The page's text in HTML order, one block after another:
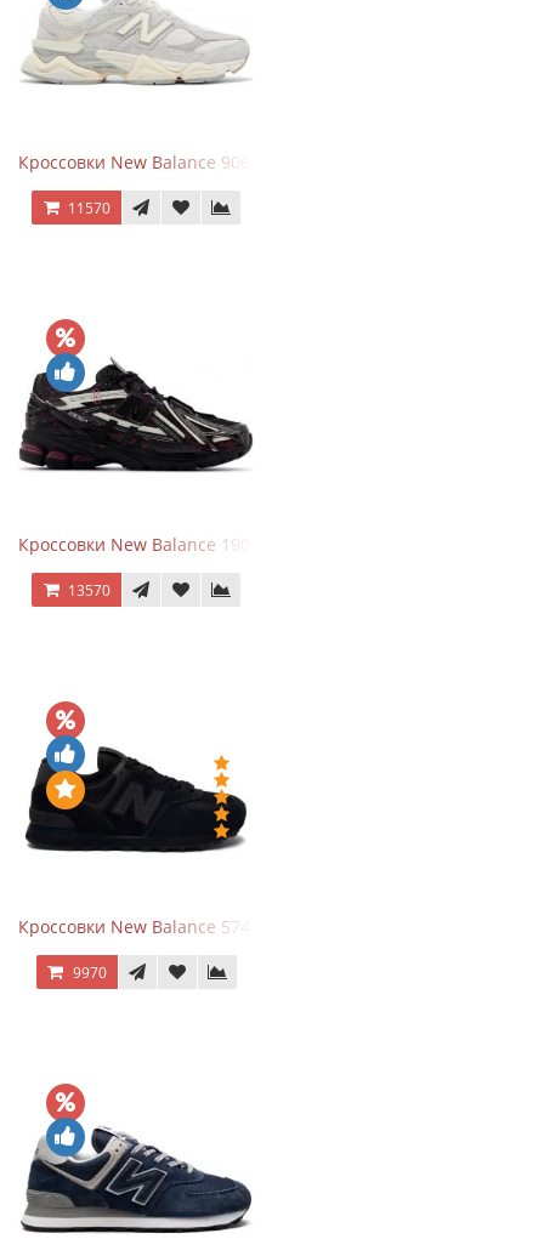
Кроссовки New Balance 9060 Quartz Grey
11570
Кроссовки New Balance 1906A Dragon Berry
13570
Кроссовки New Balance 574 All Black
9970